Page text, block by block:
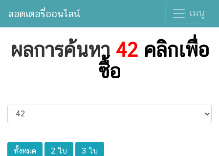
ลอตเตอรี่ออนไลน์ เมนู
ผลการค้นหา 42 คลิกเพื่อ
ซื้อ
ทั้งหมด 2 ใบ 3 ใบ